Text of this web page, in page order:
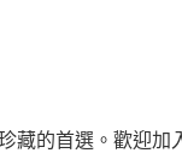
藏的首選。歡迎加